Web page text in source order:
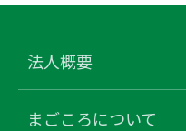
法人概要
まごころについて